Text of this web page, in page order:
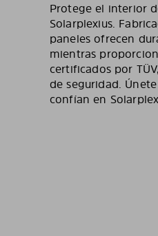
Protege el interior
Solarplexius.
paneles ofrecen
mientras
certificados por
de seguridad.
confían en